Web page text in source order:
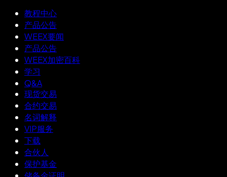
教程中心
产品公告
WEEX要闻
产品公告
WEEX加密百科
学习
Q&A
现货交易
合约交易
名词解释
VIP服务
下载
合伙人
保护基金